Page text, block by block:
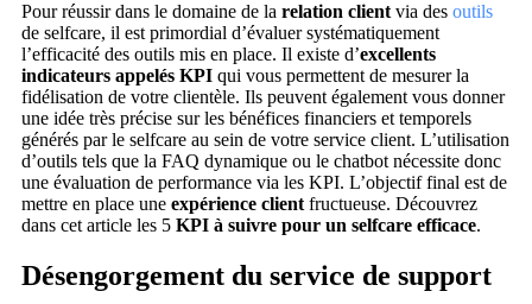
Pour réussir dans le domaine de la relation clientvia des outils
de selfcare, il est primordial d’évaluer systématiquement
l’efficacité des outils mis en place. Il existe d’excellents
indicateurs appelés KPI qui vous permettent de mesurer la
fidélisation de votre clientèle. Ils peuvent également vous donner
une idée très précise sur les bénéfices financiers et temporels
générés par le selfcare au sein de votre service client. L’utilisation
d’outils tels que la FAQ dynamique ou le chatbot nécessite donc
une évaluation de performance via les KPI. L’objectif final est de
mettre en place une expérience clientfructueuse. Découvrez
dans cet article les 5 KPI à suivre pour un selfcare efficace.
Désengorgement du service de support